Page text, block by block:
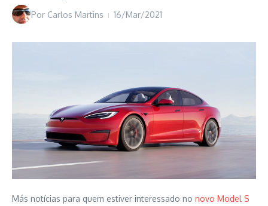
Por Carlos Martins 16/Mar/2021
Más notícias para quem estiver interessado no novo Model S